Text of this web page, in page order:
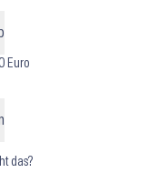
Euro
das?